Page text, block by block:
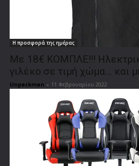
Η προσφορά της ημέρας
Με 18€ ΚΟΜΠΛΕ!!!
γιλέκο σε τιμή χώμα… και
Unpackman - 11 Φεβρουαρίου 2022